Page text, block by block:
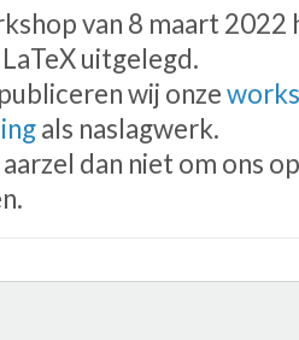
van 8 maart 2022
uitgelegd.
wij onze
als naslagwerk.
dan niet om ons